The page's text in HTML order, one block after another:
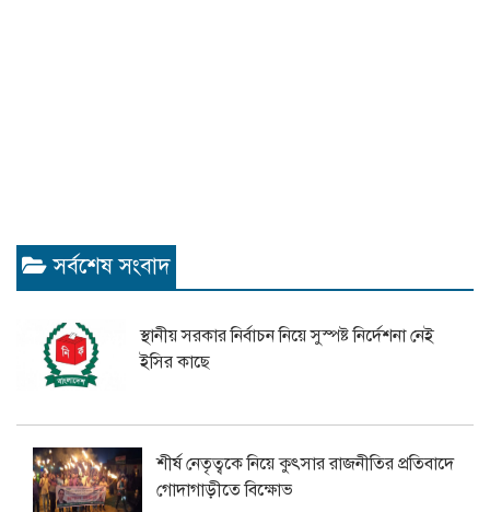
সর্বশেষ সংবাদ
স্থানীয় সরকার নির্বাচন নিয়ে সুস্পষ্ট নির্দেশনা নেই
ইসির কাছে
শীর্ষ নেতৃত্বকে নিয়ে কুৎসার রাজনীতির প্রতিবাদে
গোদাগাড়ীতে বিক্ষোভ